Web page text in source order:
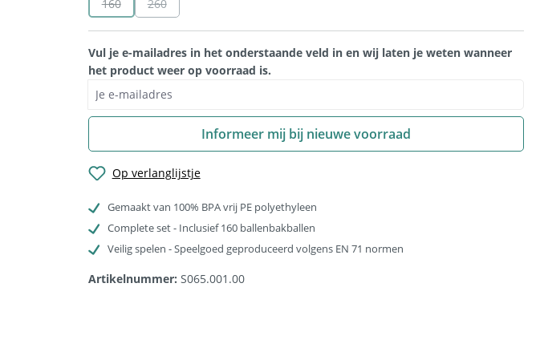
160
(Deze optie is momenteel niet beschikbaar.)
260
(Deze optie is momenteel niet beschikbaar.)
Vul je e-mailadres in het onderstaande veld in en wij laten je weten wanneer
het product weer op voorraad is.
Je e-mailadres
Informeer mij bij nieuwe voorraad
Op verlanglijstje
Gemaakt van 100% BPA vrij PE polyethyleen
Complete set - Inclusief 160 ballenbakballen
Veilig spelen - Speelgoed geproduceerd volgens EN 71 normen
Artikelnummer: S065.001.00